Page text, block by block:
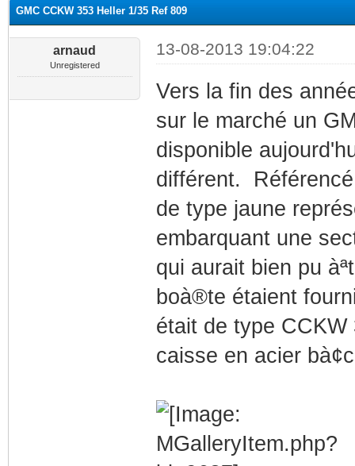
GMC CCKW 353 Heller 1/35 Ref 809
arnaud
Unregistered
13-08-2013 19:04:22
Vers la fin des
sur le marché un
disponible
différent.
de type jaune
embarquant une
qui aurait bien pu
boà®te étaient
était de type
caisse en acier